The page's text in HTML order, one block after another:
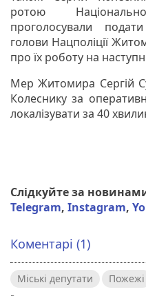
ротою
проголосували
голови Нацполіції
про їх роботу на
Мер Житомира Сергій
Колеснику за
локалізувати за 40
Слідкуйте за
Telegram, Instagram,
Коментарі (1)
Міські депутати Пожежі